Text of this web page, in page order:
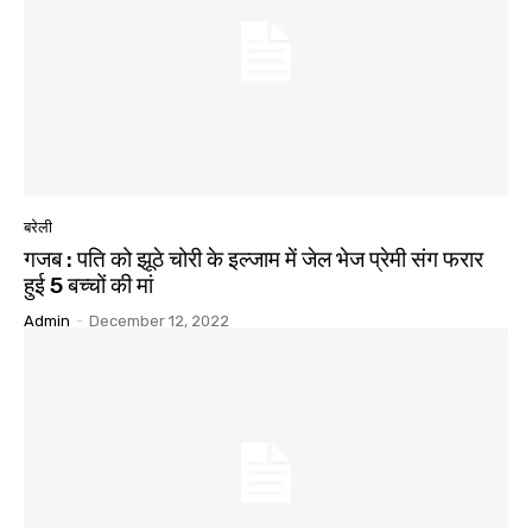
बरेली
गजब : पति को झूठे चोरी के इल्जाम में जेल भेज प्रेमी संग फरार
हुई 5 बच्चों की मां
Admin - December 12, 2022